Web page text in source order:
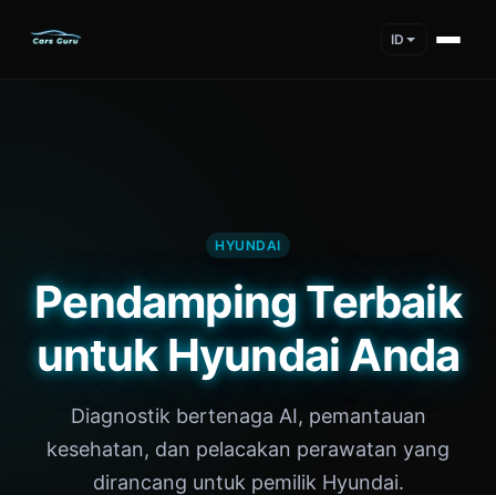
ID
HYUNDAI
Pendamping Terbaik
untuk Hyundai Anda
Diagnostik bertenaga AI, pemantauan
kesehatan, dan pelacakan perawatan yang
dirancang untuk pemilik Hyundai.